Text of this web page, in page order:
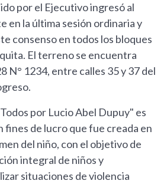
por el Ejecutivo ingresó al
en la última sesión ordinaria y
consenso en todos los bloques
El terreno se encuentra
N° 1234, entre calles 35 y 37 del
por Lucio Abel Dupuy" es
fines de lucro que fue creada en
del niño, con el objetivo de
integral de niños y
situaciones de violencia